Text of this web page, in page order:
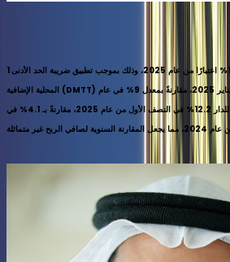
1بلغ معدل الضريبة القانونية للدار 15% اعتبارًا من عام 2025، وذلك بموجب تطبيق ضريبة الحد الأدنى
المحلية الإضافية (DMTT) في دولة الإمارات ابتداءً من 1 يناير 2025، مقارنةً بمعدل 9% في عام
2024. وبلغ معدل الضريبة الفعلية للدار 12.2% في النصف الأول من عام 2025، مقارنةً بـ 4.1% في